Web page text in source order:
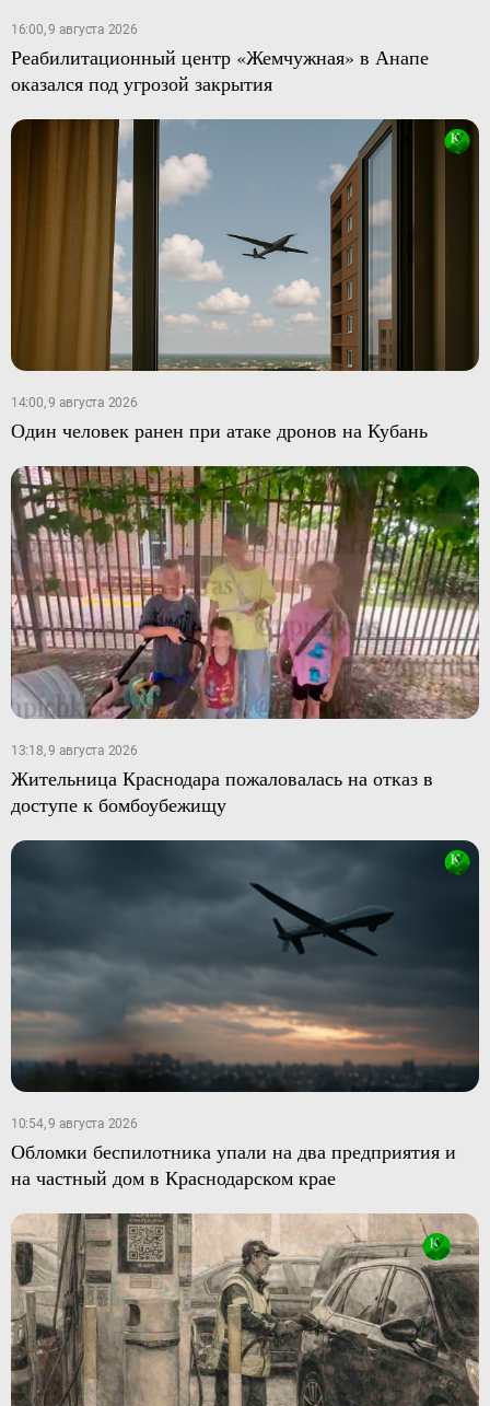
16:00, 9 августа 2026
Реабилитационный центр «Жемчужная» в Анапе
оказался под угрозой закрытия
14:00, 9 августа 2026
Один человек ранен при атаке дронов на Кубань
13:18, 9 августа 2026
Жительница Краснодара пожаловалась на отказ в
доступе к бомбоубежищу
10:54, 9 августа 2026
Обломки беспилотника упали на два предприятия и
на частный дом в Краснодарском крае